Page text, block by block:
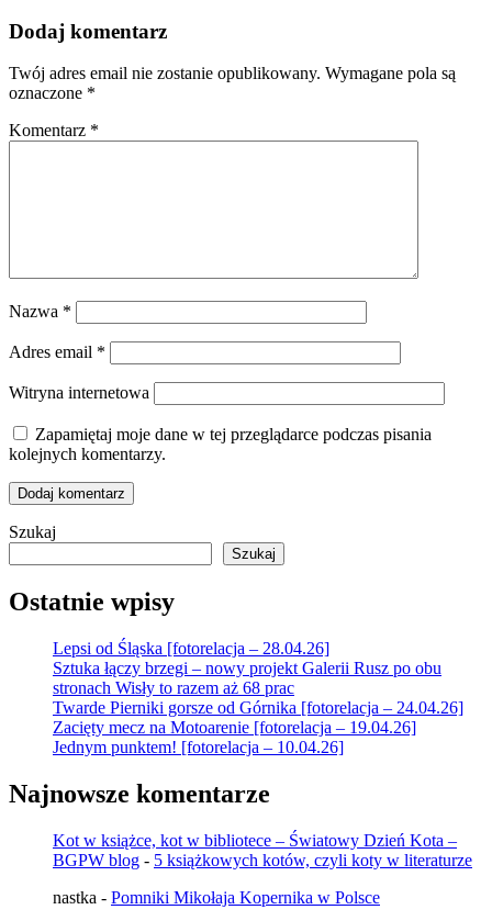
Dodaj komentarz
Twój adres email nie zostanie opublikowany. Wymagane pola są
oznaczone *
Komentarz *
Nazwa *
Adres email *
Witryna internetowa
Zapamiętaj moje dane w tej przeglądarce podczas pisania
kolejnych komentarzy.
Szukaj
Szukaj
Ostatnie wpisy
Lepsi od Śląska [fotorelacja – 28.04.26]
Sztuka łączy brzegi – nowy projekt Galerii Rusz po obu
stronach Wisły to razem aż 68 prac
Twarde Pierniki gorsze od Górnika [fotorelacja – 24.04.26]
Zacięty mecz na Motoarenie [fotorelacja – 19.04.26]
Jednym punktem! [fotorelacja – 10.04.26]
Najnowsze komentarze
Kot w książce, kot w bibliotece – Światowy Dzień Kota –
BGPW blog - 5 książkowych kotów, czyli koty w literaturze
nastka - Pomniki Mikołaja Kopernika w Polsce